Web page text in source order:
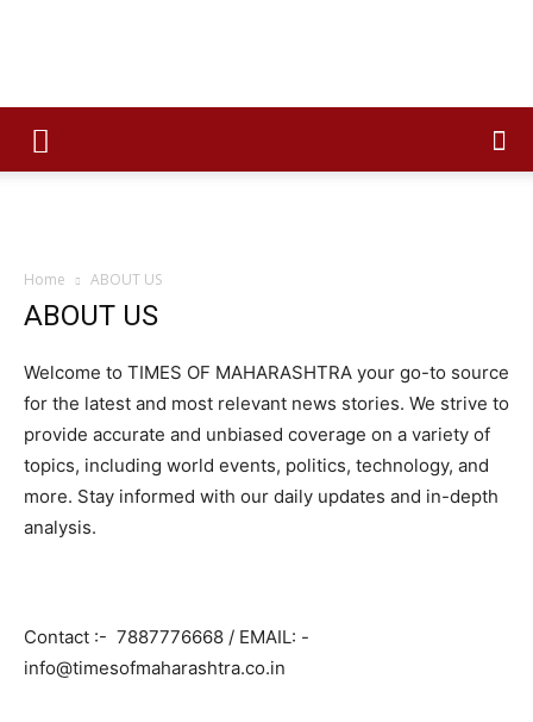
Times
Home ABOUT US
ABOUT US
Welcome to TIMES OF MAHARASHTRA your go-to source
for the latest and most relevant news stories. We strive to
provide accurate and unbiased coverage on a variety of
topics, including world events, politics, technology, and
more. Stay informed with our daily updates and in-depth
analysis.
Contact :- 7887776668 / EMAIL: -
info@timesofmaharashtra.co.in